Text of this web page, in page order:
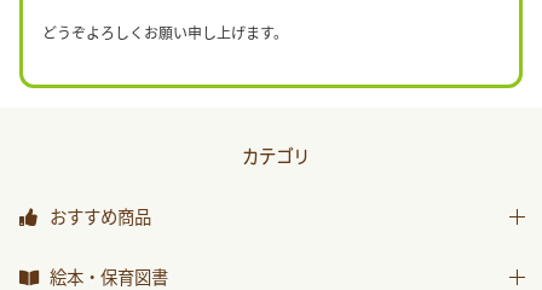
どうぞよろしくお願い申し上げます。
カテゴリ
おすすめ商品
おすすめ商品
絵本・保育図書